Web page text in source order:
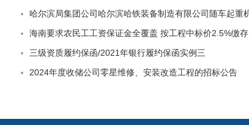
海南要求农民工工资保证金全覆盖 按工程中标价2.5%缴存
三级资质履约保函/2021年银行履约保函实例三
2024年度收储公司零星维修、安装改造工程的招标公告